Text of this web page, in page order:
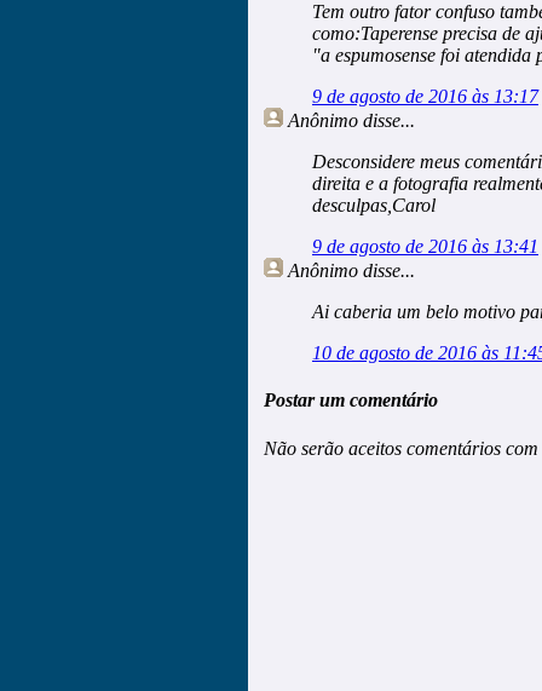
Tem outro fator confuso
como:Taperense precisa de
"a espumosense foi
9 de agosto de 2016 às 13:17
Anônimo disse...
Desconsidere meus
direita e a fotografia
desculpas,Carol
9 de agosto de 2016 às 13:41
Anônimo disse...
Ai caberia um belo motivo
10 de agosto de 2016 às
Postar um comentário
Não serão aceitos comentários